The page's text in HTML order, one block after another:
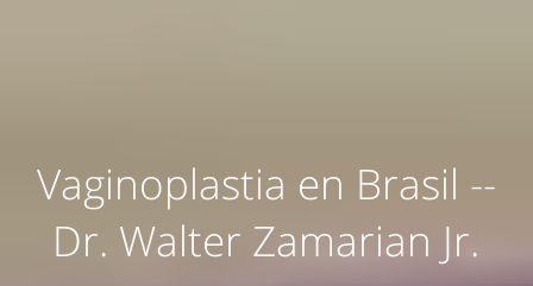
Vaginoplastia en Brasil --
Dr. Walter Zamarian Jr.